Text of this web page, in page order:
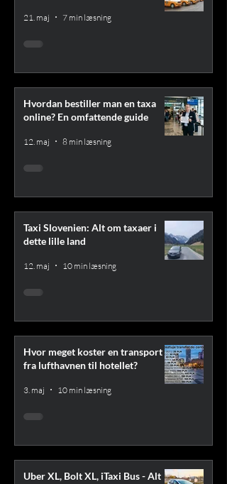
21. maj 7 min læsning
Hvordan bestiller man en taxa
online? En omfattende guide
12. maj 8 min læsning
Taxi Slovenien: Alt om taxaer i
dette lille land
12. maj 10 min læsning
Hvor meget koster en transport
fra lufthavnen til hotellet?
3. maj 10 min læsning
Uber XL, Bolt XL, iTaxi Bus - Alt